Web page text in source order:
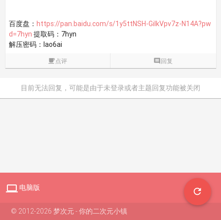
百度盘： https://pan.baidu.com/s/1y5ttNSH-GilkVpv7z-N14A?pw
d=7hyn 提取码：7hyn
解压密码：lao6ai
点评  回复
目前无法回复，可能是由于未登录或者主题回复功能被关闭

 电脑版
© 2012-2026 梦次元 - 你的二次元小镇